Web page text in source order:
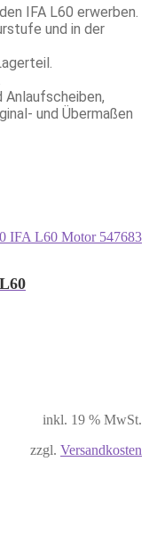
IFA L60 erwerben.
und in der
Anlaufscheiben,
und Übermaßen
inkl. 19 % MwSt.
zzgl. Versandkosten